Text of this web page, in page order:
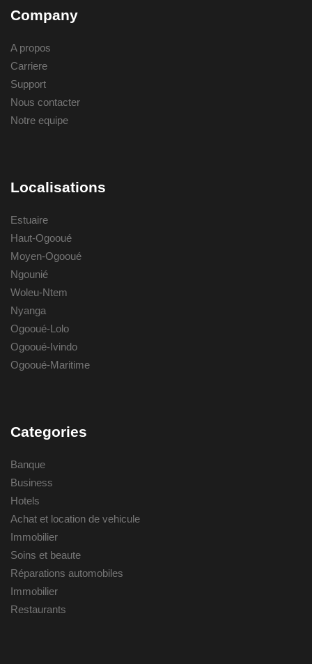
Company
A propos
Carriere
Support
Nous contacter
Notre equipe
Localisations
Estuaire
Haut-Ogooué
Moyen-Ogooué
Ngounié
Woleu-Ntem
Nyanga
Ogooué-Lolo
Ogooué-Ivindo
Ogooué-Maritime
Categories
Banque
Business
Hotels
Achat et location de vehicule
Immobilier
Soins et beaute
Réparations automobiles
Immobilier
Restaurants